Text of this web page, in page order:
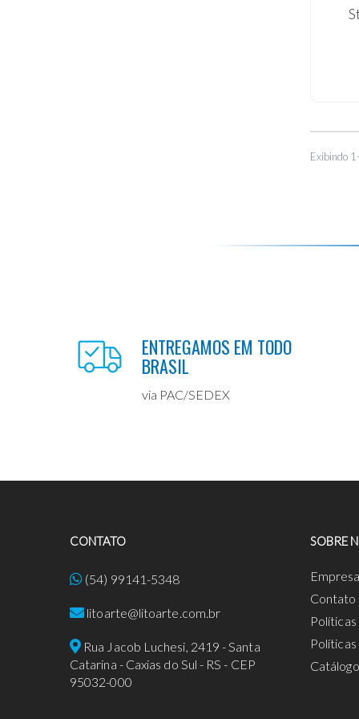
Exibindo
ENTREGAMOS EM TODO
BRASIL
via PAC/SEDEX
CONTATO
(54) 99141-5348
litoarte@litoarte.com.br
Rua Jacob Luchesi, 2419 - Santa
Catarina - Caxias do Sul - RS - CEP
95032-000
SOBRE
Contato